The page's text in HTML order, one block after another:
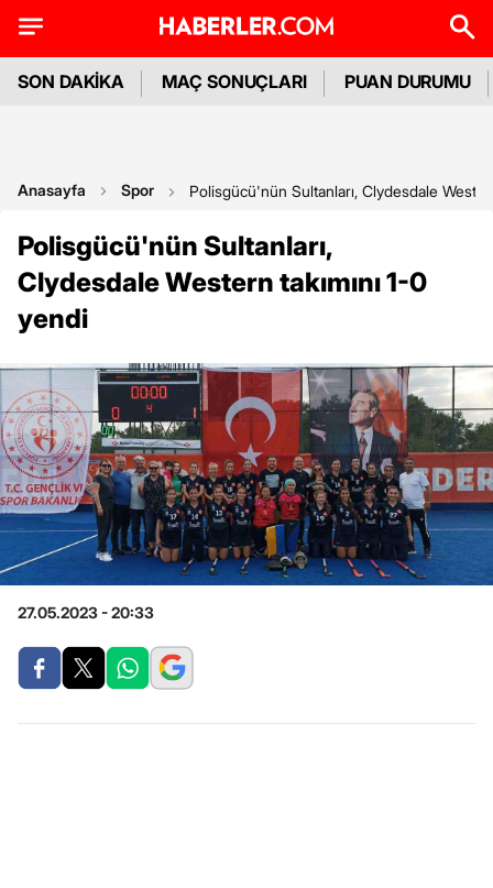
SON DAKİKA MAÇ SONUÇLARI PUAN DURUMU
Anasayfa Spor Polisgücü'nün Sultanları, Clydesdale
Polisgücü'nün Sultanları,
Clydesdale Western takımını 1-0
yendi
27.05.2023 - 20:33